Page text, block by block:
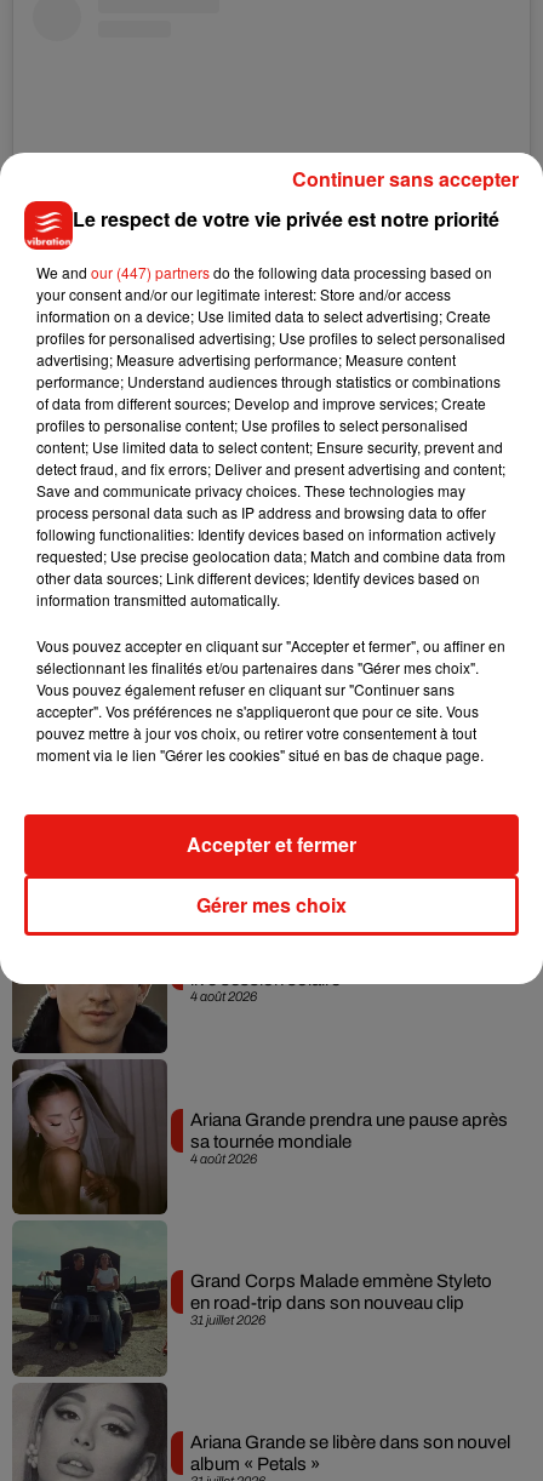
Voir cette publication sur Instagram
Une publication partagée par OrelSan (@orelsan)
Musique
5 août 2026
Becky G sur son nouveau single
4 août 2026
live session solaire
4 août 2026
Ariana Grande prendra une pause après
sa tournée mondiale
31 juillet 2026
Grand Corps Malade emmène Styleto
en road-trip dans son nouveau clip
Ariana Grande se libère dans son nouvel
album « Petals »
Le respect de votre vie privée est notre priorité
We and our (447) partnersdo the following data processing based on
your consent and/or our legitimate interest: Store and/or access
information on a device; Use limited data to select advertising; Create
profiles for personalised advertising; Use profiles to select personalised
advertising; Measure advertising performance; Measure content
performance; Understand audiences through statistics or combinations
of data from different sources; Develop and improve services; Create
profiles to personalise content; Use profiles to select personalised
content; Use limited data to select content; Ensure security, prevent and
detect fraud, and fix errors; Deliver and present advertising and content;
Save and communicate privacy choices. These technologies may
process personal data such as IP address and browsing data to offer
following functionalities: Identify devices based on information actively
requested; Use precise geolocation data; Match and combine data from
other data sources; Link different devices; Identify devices based on
information transmitted automatically.
Vous pouvez accepter en cliquant sur "Accepter et fermer", ou affiner en
sélectionnant les finalités et/ou partenaires dans "Gérer mes choix".
Vous pouvez également refuser en cliquant sur "Continuer sans
accepter". Vos préférences ne s'appliqueront que pour ce site. Vous
pouvez mettre à jour vos choix, ou retirer votre consentement à tout
moment via le lien "Gérer les cookies" situé en bas de chaque page.
Gérer mes choix
Accepter et fermer
Continuer sans accepter